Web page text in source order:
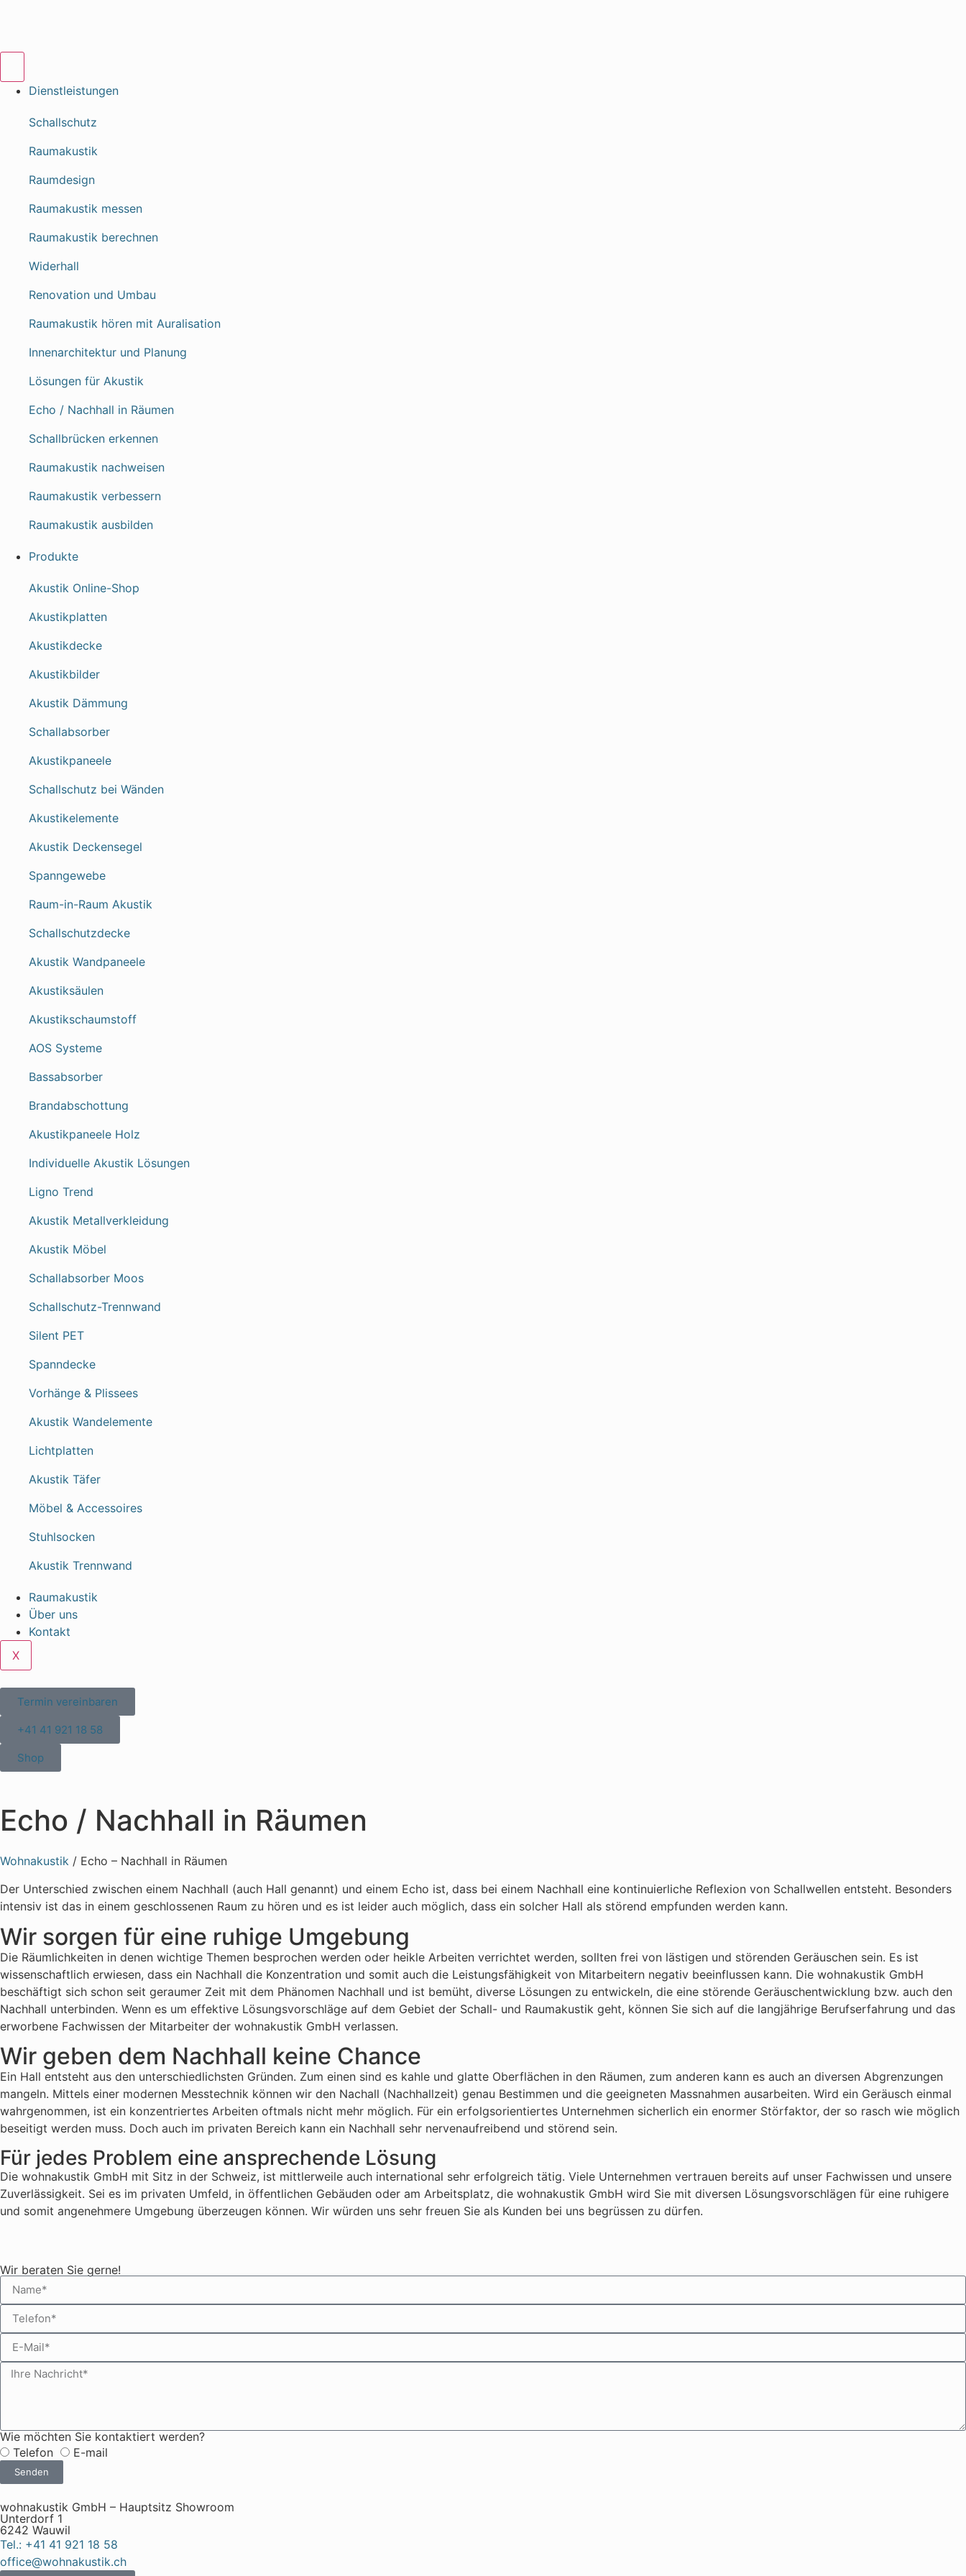
Dienstleistungen
Schallschutz
Raumakustik
Raumdesign
Raumakustik messen
Raumakustik berechnen
Widerhall
Renovation und Umbau
Raumakustik hören mit Auralisation
Innenarchitektur und Planung
Lösungen für Akustik
Echo / Nachhall in Räumen
Schallbrücken erkennen
Raumakustik nachweisen
Raumakustik verbessern
Raumakustik ausbilden
Produkte
Akustik Online-Shop
Akustikplatten
Akustikdecke
Akustikbilder
Akustik Dämmung
Schallabsorber
Akustikpaneele
Schallschutz bei Wänden
Akustikelemente
Akustik Deckensegel
Spanngewebe
Raum-in-Raum Akustik
Schallschutzdecke
Akustik Wandpaneele
Akustiksäulen
Akustikschaumstoff
AOS Systeme
Bassabsorber
Brandabschottung
Akustikpaneele Holz
Individuelle Akustik Lösungen
Ligno Trend
Akustik Metallverkleidung
Akustik Möbel
Schallabsorber Moos
Schallschutz-Trennwand
Silent PET
Spanndecke
Vorhänge & Plissees
Akustik Wandelemente
Lichtplatten
Akustik Täfer
Möbel & Accessoires
Stuhlsocken
Akustik Trennwand
Raumakustik
Über uns
Kontakt
X
Termin vereinbaren
+41 41 921 18 58
Shop
Echo / Nachhall in Räumen
Wohnakustik / Echo – Nachhall in Räumen
Der Unterschied zwischen einem Nachhall (auch Hall genannt) und einem Echo ist, dass bei einem Nachhall eine kontinuierliche Reflexion von Schallwellen entsteht. Besonders
intensiv ist das in einem geschlossenen Raum zu hören und es ist leider auch möglich, dass ein solcher Hall als störend empfunden werden kann.
Wir sorgen für eine ruhige Umgebung
Die Räumlichkeiten in denen wichtige Themen besprochen werden oder heikle Arbeiten verrichtet werden, sollten frei von lästigen und störenden Geräuschen sein. Es ist
wissenschaftlich erwiesen, dass ein Nachhall die Konzentration und somit auch die Leistungsfähigkeit von Mitarbeitern negativ beeinflussen kann. Die wohnakustik GmbH
beschäftigt sich schon seit geraumer Zeit mit dem Phänomen Nachhall und ist bemüht, diverse Lösungen zu entwickeln, die eine störende Geräuschentwicklung bzw. auch den
Nachhall unterbinden. Wenn es um effektive Lösungsvorschläge auf dem Gebiet der Schall- und Raumakustik geht, können Sie sich auf die langjährige Berufserfahrung und das
erworbene Fachwissen der Mitarbeiter der wohnakustik GmbH verlassen.
Wir geben dem Nachhall keine Chance
Ein Hall entsteht aus den unterschiedlichsten Gründen. Zum einen sind es kahle und glatte Oberflächen in den Räumen, zum anderen kann es auch an diversen Abgrenzungen
mangeln. Mittels einer modernen Messtechnik können wir den Nachall (Nachhallzeit) genau Bestimmen und die geeigneten Massnahmen ausarbeiten. Wird ein Geräusch einmal
wahrgenommen, ist ein konzentriertes Arbeiten oftmals nicht mehr möglich. Für ein erfolgsorientiertes Unternehmen sicherlich ein enormer Störfaktor, der so rasch wie möglich
beseitigt werden muss. Doch auch im privaten Bereich kann ein Nachhall sehr nervenaufreibend und störend sein.
Für jedes Problem eine ansprechende Lösung
Die wohnakustik GmbH mit Sitz in der Schweiz, ist mittlerweile auch international sehr erfolgreich tätig. Viele Unternehmen vertrauen bereits auf unser Fachwissen und unsere
Zuverlässigkeit. Sei es im privaten Umfeld, in öffentlichen Gebäuden oder am Arbeitsplatz, die wohnakustik GmbH wird Sie mit diversen Lösungsvorschlägen für eine ruhigere
und somit angenehmere Umgebung überzeugen können. Wir würden uns sehr freuen Sie als Kunden bei uns begrüssen zu dürfen.
Wir beraten Sie gerne!
Wie möchten Sie kontaktiert werden?
Telefon
E-mail
Senden
wohnakustik GmbH – Hauptsitz Showroom
Unterdorf 1
6242 Wauwil
Tel.: +41 41 921 18 58
office@wohnakustik.ch